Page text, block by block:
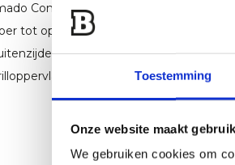
Toestemming
Onze website maakt
We gebruiken cookies om
Compact: 60 cm
tot opengezette Kamado: 35 cm
Kamado: 39.5 cm
32 cm